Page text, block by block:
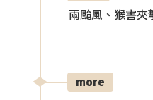
兩颱風、猴害夾
more